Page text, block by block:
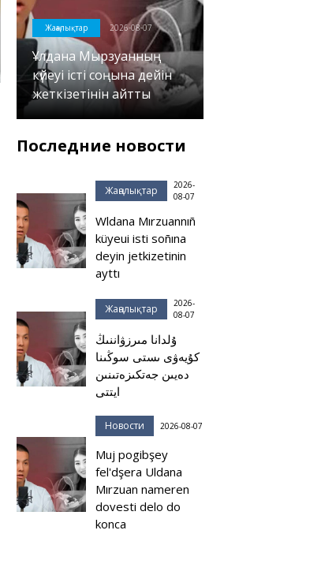
Жаңалықтар 2026-08-07
Ұлдана Мырзуанның
күйеуі істі соңына дейін
жеткізетінін айтты
Последние новости
Жаңалықтар
2026-
08-07
Wldana Mırzuannıñ
küyeui isti soñına
deyin jetkizetinin
ayttı
Жаңалықтар
2026-
08-07
ۇلدانا مىرزۋاننىڭ
كۇيەۋى ىستى سوڭىنا
دەيىن جەتكىزەتىنىن
ايتتى
Новости 2026-08-07
Muj pogibşey
fel'dşera Uldana
Mırzuan nameren
dovesti delo do
konca